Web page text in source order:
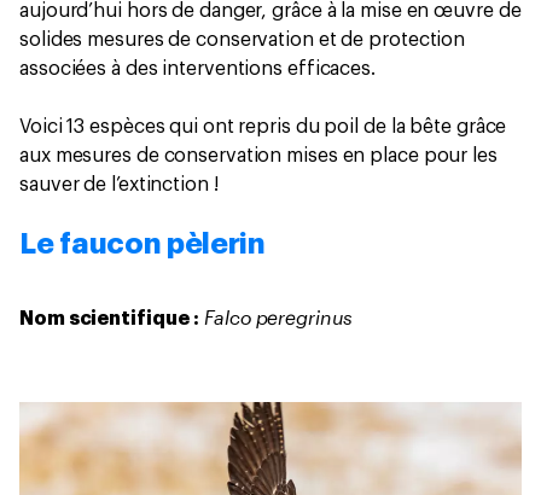
aujourd’hui hors de danger, grâce à la mise en œuvre de
solides mesures de conservation et de protection
associées à des interventions efficaces.
Voici 13 espèces qui ont repris du poil de la bête grâce
aux mesures de conservation mises en place pour les
sauver de l’extinction !
Le faucon pèlerin
Nom scientifique : Falco peregrinus